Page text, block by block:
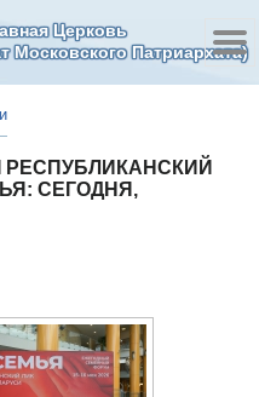
Церковь
Московского Патриархата)
РЕСПУБЛИКАНСКИЙ
СЕГОДНЯ,